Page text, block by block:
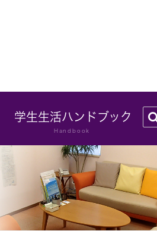
学生生活ハンドブック
Handbook